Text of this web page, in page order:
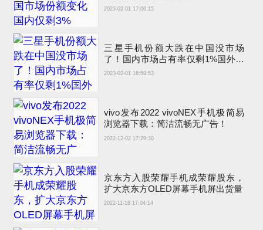
2023-02-01 17:06:15
三星手机份额大跌在中国没市场
了！国内市场占有率仅剩1%国外比
苹果销量高
2023-02-01 16:59:53
vivo发布2022 vivoNEX手机极简易
浏览器下载：简洁流畅无广告！
2022-12-02 17:29:30
京东方入股荣耀手机成荣耀股东，
扩大京东方OLED屏幕手机屏出货量
2022-11-18 17:04:14